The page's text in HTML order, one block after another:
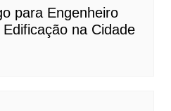
para Engenheiro
na Cidade